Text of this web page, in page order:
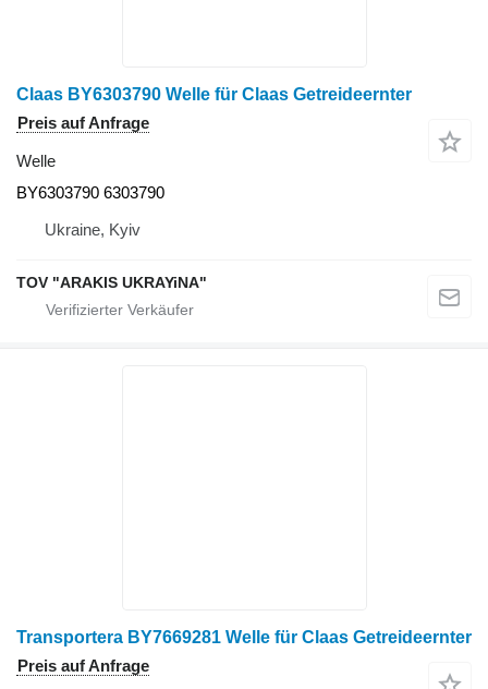
Claas BY6303790 Welle für Claas Getreideernter
Preis auf Anfrage
Welle
BY6303790 6303790
Ukraine, Kyiv
TOV "ARAKIS UKRAYiNA"
Transportera BY7669281 Welle für Claas Getreideernter
Preis auf Anfrage